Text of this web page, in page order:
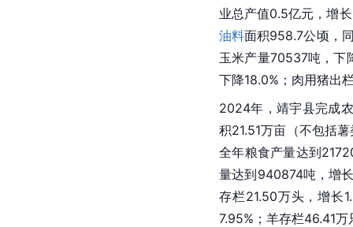
业总产值0.5亿元，增
油料面积958.7公顷，
玉米产量70537吨，下
下降18.0%；肉用猪出
2024年，靖宇县完成
积21.51万亩（不包括
全年粮食产量达到
量达到940874吨，增
存栏21.50万头，增长
7.95%；羊存栏46.41